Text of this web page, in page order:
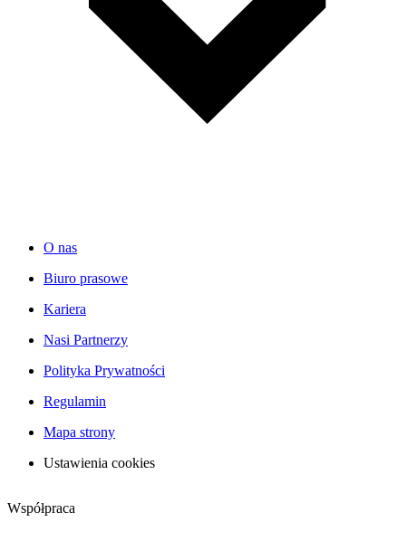
O nas
Biuro prasowe
Kariera
Nasi Partnerzy
Polityka Prywatności
Regulamin
Mapa strony
Ustawienia cookies
Współpraca